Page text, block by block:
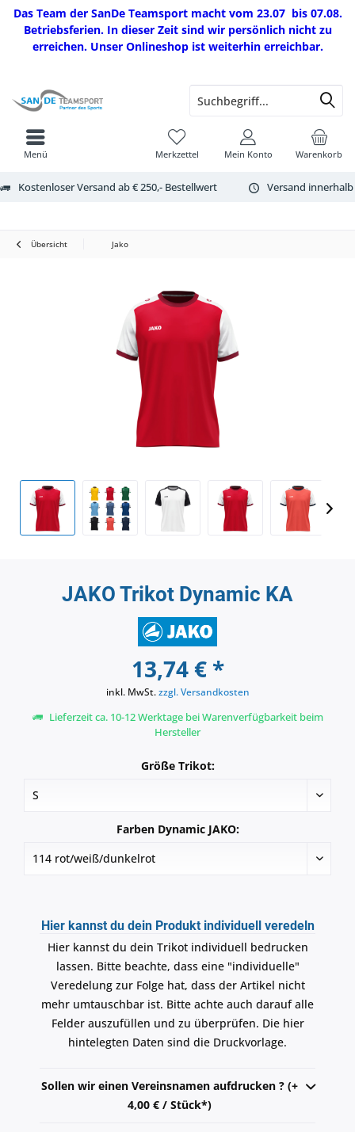
Das Team der SanDe Teamsport macht vom 23.07 bis 07.08.
Betriebsferien. In dieser Zeit sind wir persönlich nicht zu
erreichen. Unser Onlineshop ist weiterhin erreichbar.
Kostenloser Versand ab € 250,- Bestellwert Versand
Warenkorb
Merkzettel Mein Konto
Menü
Übersicht Jako
JAKO Trikot Dynamic KA
13,74 € *
inkl. MwSt.zzgl. Versandkosten
Lieferzeit ca. 10-12 Werktage bei Warenverfügbarkeit beim
Hersteller
Größe Trikot:
Farben Dynamic JAKO:
Hier kannst du dein Produkt individuell veredeln
Hier kannst du dein Trikot individuell bedrucken
lassen. Bitte beachte, dass eine "individuelle"
Veredelung zur Folge hat, dass der Artikel nicht
mehr umtauschbar ist. Bitte achte auch darauf alle
Felder auszufüllen und zu überprüfen. Die hier
hintelegten Daten sind die Druckvorlage.
Sollen wir einen Vereinsnamen aufdrucken ? (+
4,00 € / Stück*)